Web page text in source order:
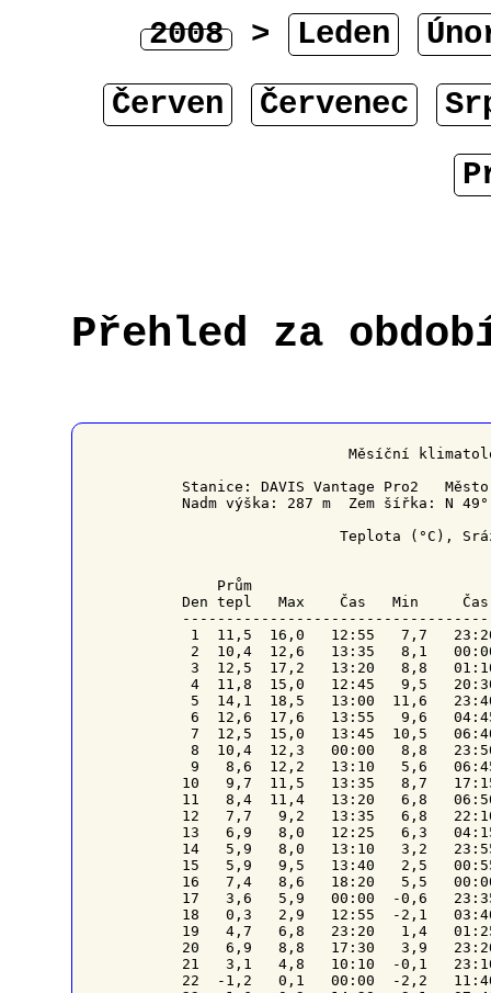
2008 > Leden
Červen
Červenec
Přehled za
Měsíční
Stanice: DAVIS Vantage Pro2
Nadm výška: 287 m  Zem šířka: N
Teplota (°C),
Prům
Den tepl   Max    Čas   Min
1  11,5  16,0   12:55   7,7
2  10,4  12,6   13:35   8,1
3  12,5  17,2   13:20   8,8
4  11,8  15,0   12:45   9,5
5  14,1  18,5   13:00  11,6
6  12,6  17,6   13:55   9,6
7  12,5  15,0   13:45  10,5
8  10,4  12,3   00:00   8,8
9   8,6  12,2   13:10   5,6
10   9,7  11,5   13:35   8,7
11   8,4  11,4   13:20   6,8
12   7,7   9,2   13:35   6,8
13   6,9   8,0   12:25   6,3
14   5,9   8,0   13:10   3,2
15   5,9   9,5   13:40   2,5
16   7,4   8,6   18:20   5,5
17   3,6   5,9   00:00  -0,6
18   0,3   2,9   12:55  -2,1
19   4,7   6,8   23:20   1,4
20   6,9   8,8   17:30   3,9
21   3,1   4,8   10:10  -0,1
22  -1,2   0,1   00:00  -2,2